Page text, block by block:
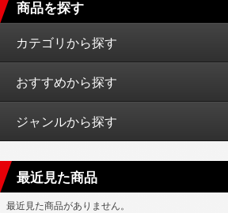
商品を探す
カテゴリから探す
おすすめから探す
ジャンルから探す
最近見た商品
最近見た商品がありません。